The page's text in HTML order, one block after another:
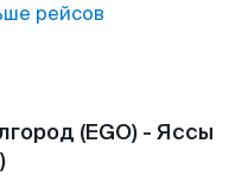
рейсов
(EGO) - Яссы